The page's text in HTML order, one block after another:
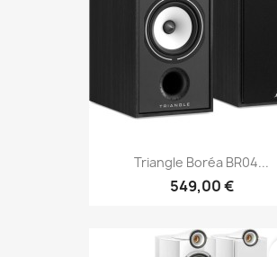
Triangle Boréa BR04...
549,00 €